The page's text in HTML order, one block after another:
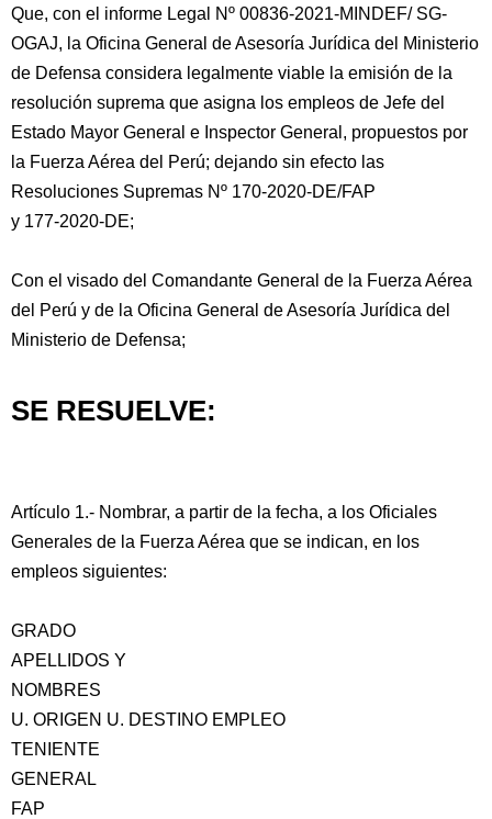
Que, con el informe Legal Nº 00836-2021-MINDEF/ SG-
OGAJ, la Oficina General de Asesoría Jurídica del Ministerio
de Defensa considera legalmente viable la emisión de la
resolución suprema que asigna los empleos de Jefe del
Estado Mayor General e Inspector General, propuestos por
la Fuerza Aérea del Perú; dejando sin efecto las
Resoluciones Supremas Nº 170-2020-DE/FAP
y 177-2020-DE;
Con el visado del Comandante General de la Fuerza Aérea
del Perú y de la Oficina General de Asesoría Jurídica del
Ministerio de Defensa;
SE RESUELVE:
Artículo 1.- Nombrar, a partir de la fecha, a los Oficiales
Generales de la Fuerza Aérea que se indican, en los
empleos siguientes:
GRADO
APELLIDOS Y
NOMBRES
U. ORIGEN U. DESTINO EMPLEO
TENIENTE
GENERAL
FAP